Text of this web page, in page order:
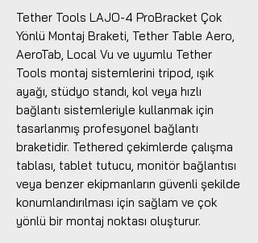
Tether Tools LAJO-4 ProBracket Çok
Yönlü Montaj Braketi, Tether Table Aero,
AeroTab, Local Vu ve uyumlu Tether
Tools montaj sistemlerini tripod, ışık
ayağı, stüdyo standı, kol veya hızlı
bağlantı sistemleriyle kullanmak için
tasarlanmış profesyonel bağlantı
braketidir. Tethered çekimlerde çalışma
tablası, tablet tutucu, monitör bağlantısı
veya benzer ekipmanların güvenli şekilde
konumlandırılması için sağlam ve çok
yönlü bir montaj noktası oluşturur.